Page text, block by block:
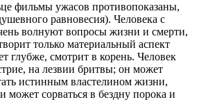
фильмы ужасов противопоказаны,
равновесия). Человека с
волнуют вопросы жизни и смерти,
только материальный аспект
глубже, смотрит в корень. Человек
на лезвии бритвы; он может
истинным властелином жизни,
может сорваться в бездну порока и